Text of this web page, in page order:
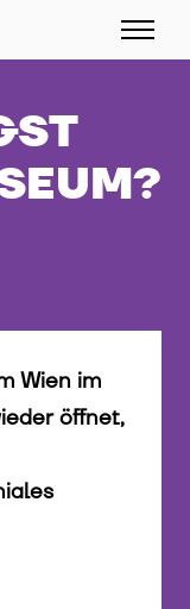
Wien im
öffnet,